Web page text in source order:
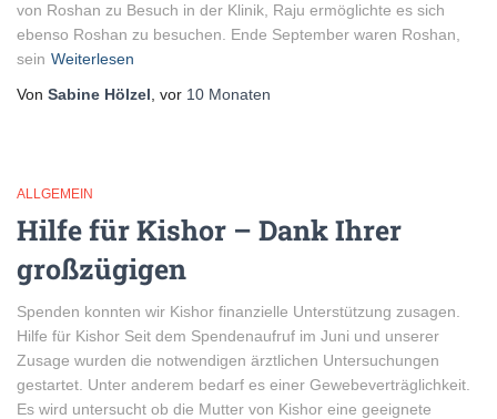
von Roshan zu Besuch in der Klinik, Raju ermöglichte es sich
ebenso Roshan zu besuchen. Ende September waren Roshan,
sein Weiterlesen
Von Sabine Hölzel , vor 10 Monaten
ALLGEMEIN
Hilfe für Kishor – Dank Ihrer
großzügigen
Spenden konnten wir Kishor finanzielle Unterstützung zusagen.
Hilfe für Kishor Seit dem Spendenaufruf im Juni und unserer
Zusage wurden die notwendigen ärztlichen Untersuchungen
gestartet. Unter anderem bedarf es einer Gewebeverträglichkeit.
Es wird untersucht ob die Mutter von Kishor eine geeignete